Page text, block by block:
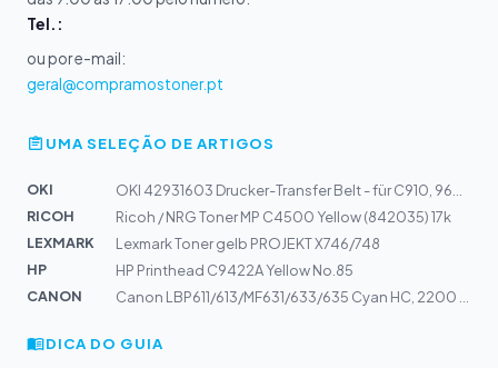
Tel.:
ou por e-mail:
geral@compramostoner.pt
UMA SELEÇÃO DE ARTIGOS
OKI
OKI 42931603 Drucker-Transfer Belt - für C910, 9600, 9...
RICOH
Ricoh / NRG Toner MP C4500 Yellow (842035) 17k
LEXMARK
Lexmark Toner gelb PROJEKT X746/748
HP
HP Printhead C9422A Yellow No.85
CANON
Canon LBP611/613/MF631/633/635 Cyan HC, 2200 S., 045 H
DICA DO GUIA